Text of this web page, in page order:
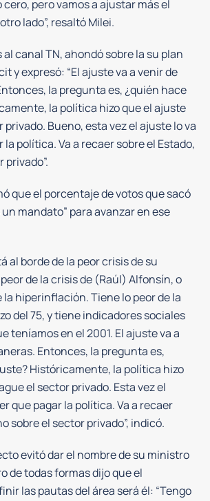
pero vamos a ajustar más el
lado”, resaltó Milei.
canal TN, ahondó sobre la su plan
y expresó: “El ajuste va a venir de
la pregunta es, ¿quién hace
la política hizo que el ajuste
privado. Bueno, esta vez el ajuste lo va
política. Va a recaer sobre el Estado,
privado”.
que el porcentaje de votos que sacó
mandato” para avanzar en ese
al borde de la peor crisis de su
de la crisis de (Raúl) Alfonsín, o
la hiperinflación. Tiene lo peor de la
del 75, y tiene indicadores sociales
teníamos en el 2001. El ajuste va a
Entonces, la pregunta es,
Históricamente, la política hizo
el sector privado. Esta vez el
que pagar la política. Va a recaer
sobre el sector privado”, indicó.
evitó dar el nombre de su ministro
de todas formas dijo que el
las pautas del área será él: “Tengo